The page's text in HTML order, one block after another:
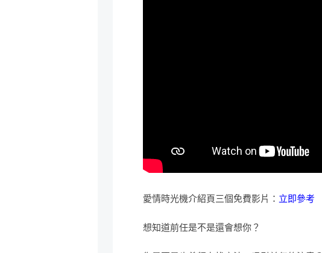
愛情時光機介紹頁三個免費影片： 立即參考
想知道前任是不是還會想你？